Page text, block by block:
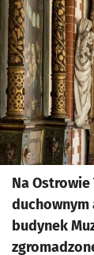
Na
duchownym
budynek